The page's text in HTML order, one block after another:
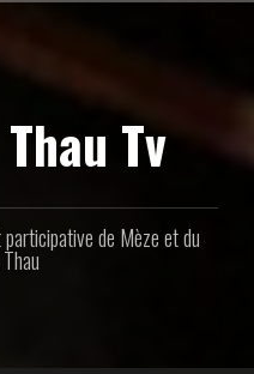
Tv
de Mèze et du